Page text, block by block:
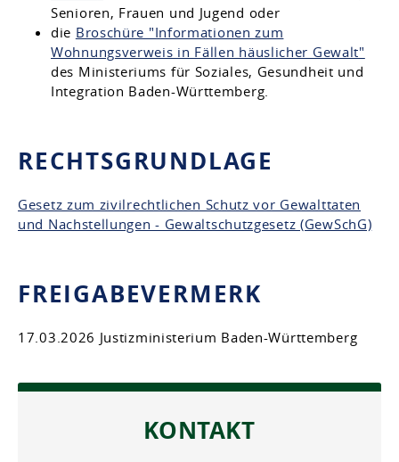
Senioren, Frauen und Jugend oder
die Broschüre "Informationen zum
Wohnungsverweis in Fällen häuslicher Gewalt"
des Ministeriums für Soziales, Gesundheit und
Integration Baden-Württemberg.
RECHTSGRUNDLAGE
Gesetz zum zivilrechtlichen Schutz vor Gewalttaten
und Nachstellungen - Gewaltschutzgesetz (GewSchG)
FREIGABEVERMERK
17.03.2026 Justizministerium Baden-Württemberg
KONTAKT